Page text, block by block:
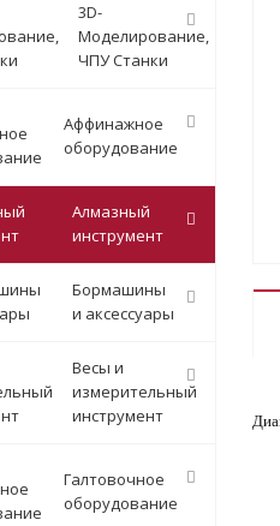
3D-
Моделирование,
ЧПУ Станки
Аффинажное
оборудование
Алмазный
инструмент
Бормашины
и аксессуары
Весы и
измерительный
инструмент
Галтовочное
оборудование